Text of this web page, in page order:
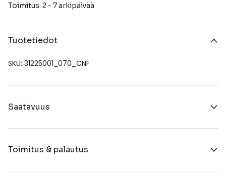
Toimitus: 2 - 7 arkipäivää
Tuotetiedot
SKU: 31225001_070_CNF
Saatavuus
Toimitus & palautus